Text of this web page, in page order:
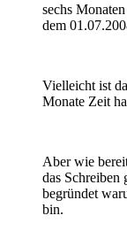
sechs
dem
Vielleicht ist
Monate Zeit
Aber wie
das Schreiben
begründet
bin.